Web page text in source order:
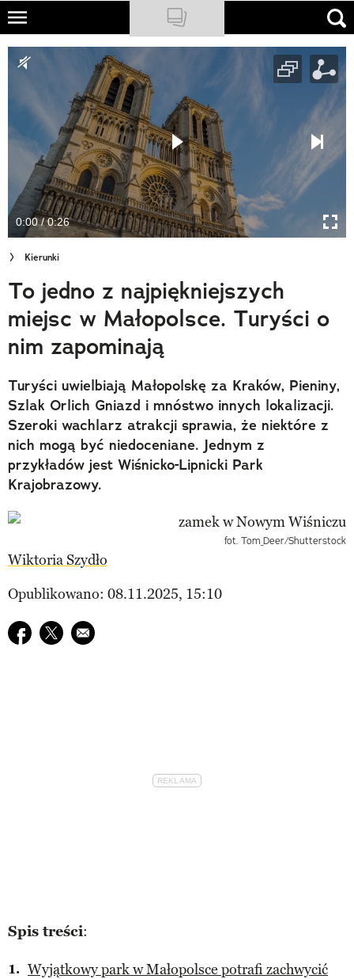
Skip
main
NATIONAL GEOGRAPHIC
PODCASTY
Sklep
Newsletter
Cuda Polski
Wielki Konkurs Fotograficzny
Trendbook Podróżniczy
Polecane
0:00 / 0:26
Kierunki
To jedno z najpiękniejszych
miejsc w Małopolsce. Turyści o
nim zapominają
Turyści uwielbiają Małopolskę za Kraków, Pieniny,
Szlak Orlich Gniazd i mnóstwo innych lokalizacji.
Szeroki wachlarz atrakcji sprawia, że niektóre z
nich mogą być niedoceniane. Jednym z
przykładów jest Wiśnicko-Lipnicki Park
Krajobrazowy.
fot. Tom_Deer/Shutterstock
Wiktoria Szydło
Opublikowano: 08.11.2025, 15:10
Udostępnij na facebook
Udostępnij na twitter
E-mail do przyjaciela
Spis treści:
Wyjątkowy park w Małopolsce potrafi zachwycić